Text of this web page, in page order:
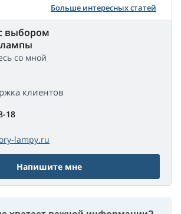
Больше интересных статей
выбором
со мной
клиентов
18
lampy.ru
Напишите мне